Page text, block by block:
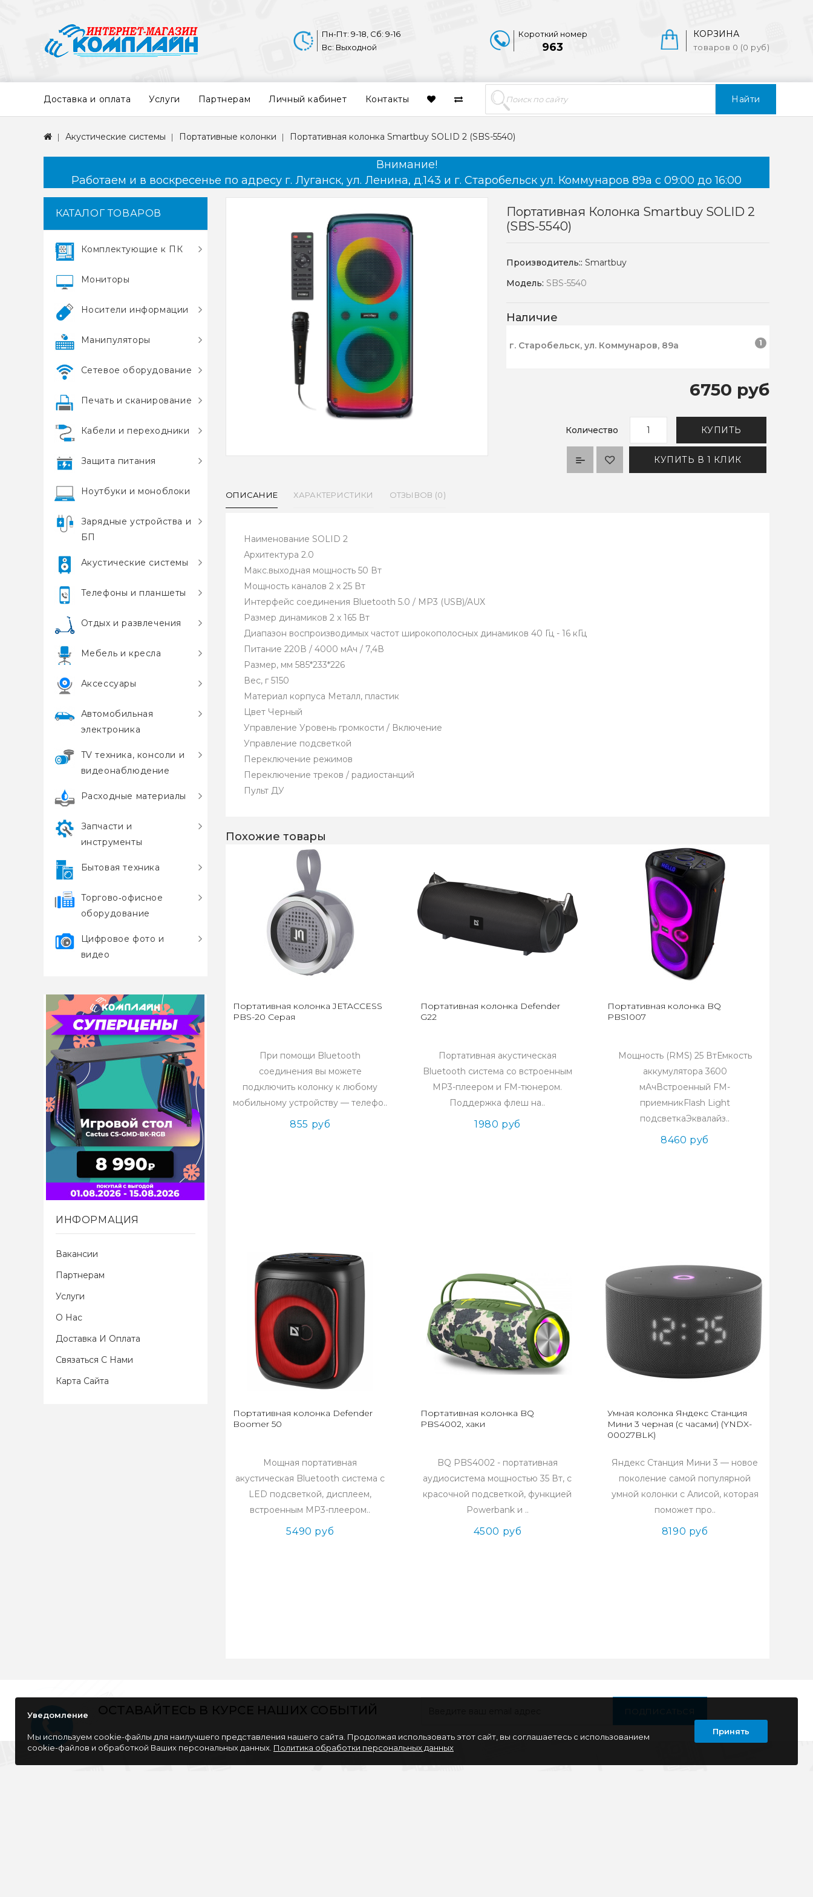
Найти
КОРЗИНА
товаров 0 (0 руб)
Короткий номер
963
Пн-Пт: 9-18, Сб: 9-16
Вс: Выходной
Доставка и оплата Услуги Партнерам Личный кабинет Контакты
Акустические системы Портативные колонки Портативная колонка Smartbuy SOLID 2 (SBS-5540)
Внимание!
Работаем и в воскресенье по адресу г. Луганск, ул. Ленина, д.143 и г. Старобельск ул. Коммунаров 89а с 09:00 до 16:00
КАТАЛОГ ТОВАРОВ
Комплектующие к ПК
Мониторы
Носители информации
Манипуляторы
Сетевое оборудование
Печать и сканирование
Кабели и переходники
Защита питания
Ноутбуки и моноблоки
Зарядные устройства и
БП
Акустические системы
Телефоны и планшеты
Отдых и развлечения
Мебель и кресла
Аксессуары
Автомобильная
электроника
TV техника, консоли и
видеонаблюдение
Расходные материалы
Запчасти и
инструменты
Бытовая техника
Торгово‑офисное
оборудование
Цифровое фото и
видео
ИНФОРМАЦИЯ
Вакансии
Партнерам
Услуги
О Нас
Доставка И Оплата
Связаться С Нами
Карта Сайта
Портативная Колонка Smartbuy SOLID 2
(SBS-5540)
Производитель::Smartbuy
Модель: SBS-5540
Наличие
г. Старобельск, ул. Коммунаров, 89а 1
6750 руб
Количество КУПИТЬ
КУПИТЬ В 1 КЛИК
ОПИСАНИЕ ХАРАКТЕРИСТИКИ ОТЗЫВОВ (0)
Наименование SOLID 2
Архитектура 2.0
Макс.выходная мощность 50 Вт
Мощность каналов 2 x 25 Вт
Интерфейс соединения Bluetooth 5.0 / MP3 (USB)/AUX
Размер динамиков 2 x 165 Вт
Диапазон воспроизводимых частот широкополосных динамиков 40 Гц - 16 кГц
Питание 220В / 4000 мАч / 7,4В
Размер, мм 585*233*226
Вес, г 5150
Материал корпуса Металл, пластик
Цвет Черный
Управление Уровень громкости / Включение
Управление подсветкой
Переключение режимов
Переключение треков / радиостанций
Пульт ДУ
Похожие товары
Портативная колонка JETACCESS
PBS-20 Cерая
При помощи Bluetooth
соединения вы можете
подключить колонку к любому
мобильному устройству — телефо..
855 руб
Портативная колонка Defender
G22
Портативная акустическая
Bluetooth система со встроенным
MP3-плеером и FM-тюнером.
Поддержка флеш на..
1980 руб
Портативная колонка BQ
PBS1007
Мощность (RMS) 25 ВтЕмкость
аккумулятора 3600
мАчВстроенный FM-
приемникFlash Light
подсветкаЭквалайз..
8460 руб
Портативная колонка Defender
Boomer 50
Мощная портативная
акустическая Bluetooth система с
LED подсветкой, дисплеем,
встроенным MP3-плеером..
5490 руб
Портативная колонка BQ
PBS4002, хаки
BQ PBS4002 - портативная
аудиосистема мощностью 35 Вт, с
красочной подсветкой, функцией
Powerbank и ..
4500 руб
Умная колонка Яндекс Станция
Мини 3 черная (c часами) (YNDX-
00027BLK)
Яндекс Станция Мини 3 — новое
поколение самой популярной
умной колонки с Алисой, которая
поможет про..
8190 руб
ОСТАВАЙТЕСЬ В КУРСЕ НАШИХ СОБЫТИЙ ПОДПИСАТЬСЯ
Уведомление
Мы используем cookie-файлы для наилучшего представления нашего сайта. Продолжая использовать этот сайт, вы соглашаетесь с использованием
cookie-файлов и обработкой Ваших персональных данных. Политика обработки персональных данных
Принять